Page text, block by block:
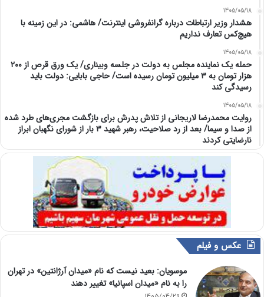
1405/05/18
هشدار وزیر ارتباطات درباره گرانفروشی اینترنت/ هاشمی: در این زمینه با
هیچ‌کس تعارف نداریم
1405/05/18
حمله یک نماینده مجلس به دولت در جلسه وبیناری/ یک ورق قرص از ۲۰۰
هزار تومان به ۳ میلیون تومان رسیده است/ حاجی بابایی: دولت باید
رسیدگی کند
1405/05/18
روایت محمدرضا لاریجانی از تلاش پدرش برای بازگشت مجری‌های طرد شده
از صدا و سیما/ بعد از رد صلاحیت، رهبر شهید ۳ بار از شورای نگهبان ابراز
نارضایتی کردند
عکس و فیلم
موسویان: بعید نیست که نام «میدان آرژانتین» در تهران
را به نام «میدان اسپانیا» تغییر دهند